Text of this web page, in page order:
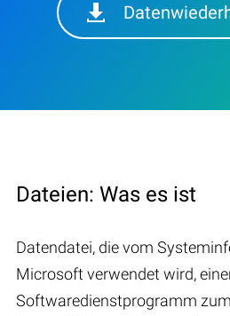
Dateien: Was es ist
Datendatei, die vom
Microsoft verwendet wird,
Softwaredienstprogramm